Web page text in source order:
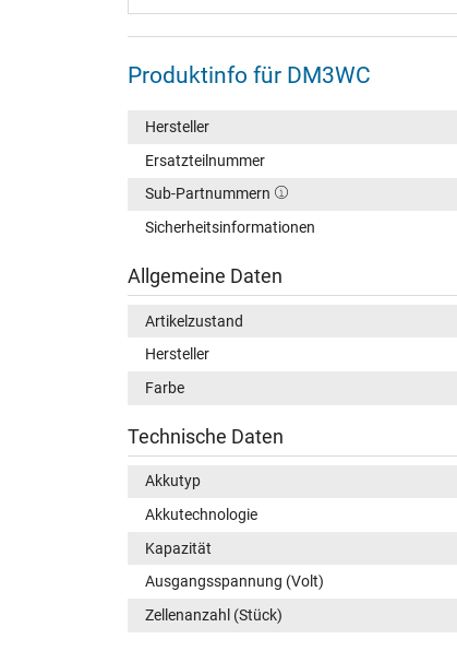
Produktinfo für DM3WC
Hersteller
Ersatzteilnummer
Sub-Partnummern
Sicherheitsinformationen
Allgemeine Daten
Artikelzustand
Hersteller
Farbe
Technische Daten
Akkutyp
Akkutechnologie
Kapazität
Ausgangsspannung (Volt)
Zellenanzahl (Stück)